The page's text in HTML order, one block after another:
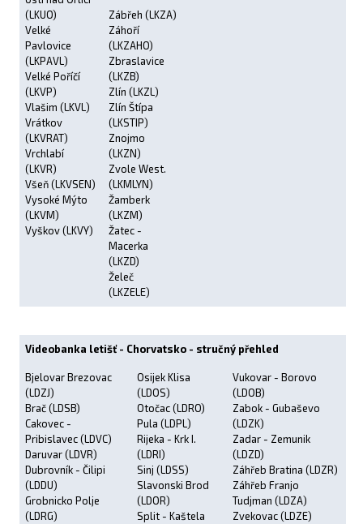
(LKUO)
Velké
Pavlovice
(LKPAVL)
Velké Poříčí
(LKVP)
Vlašim (LKVL)
Vrátkov
(LKVRAT)
Vrchlabí
(LKVR)
Všeň (LKVSEN)
Vysoké Mýto
(LKVM)
Vyškov (LKVY)
Zábřeh (LKZA)
Záhoří
(LKZAHO)
Zbraslavice
(LKZB)
Zlín (LKZL)
Zlín Štípa
(LKSTIP)
Znojmo
(LKZN)
Zvole West.
(LKMLYN)
Žamberk
(LKZM)
Žatec -
Macerka
(LKZD)
Želeč
(LKZELE)
Videobanka letišť - Chorvatsko - stručný přehled
Bjelovar Brezovac
(LDZJ)
Brač (LDSB)
Cakovec -
Pribislavec (LDVC)
Daruvar (LDVR)
Dubrovník - Čilipi
(LDDU)
Grobnicko Polje
(LDRG)
Osijek Klisa
(LDOS)
Otočac (LDRO)
Pula (LDPL)
Rijeka - Krk I.
(LDRI)
Sinj (LDSS)
Slavonski Brod
(LDOR)
Split - Kaštela
Vukovar - Borovo
(LDOB)
Zabok - Gubaševo
(LDZK)
Zadar - Zemunik
(LDZD)
Záhřeb Bratina (LDZR)
Záhřeb Franjo
Tudjman (LDZA)
Zvekovac (LDZE)